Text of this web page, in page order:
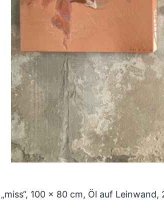
„miss“, 100 x 80 cm, Öl auf Leinwand,